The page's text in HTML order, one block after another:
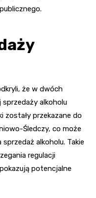
że w dwóch
sprzedaży alkoholu
zostały przekazane do
Śledczy, co może
alkoholu. Takie
regulacji
potencjalne